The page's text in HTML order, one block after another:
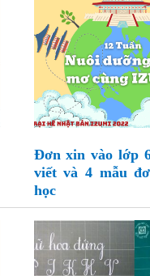
Đơn xin vào lớp
viết và 4 mẫu
học